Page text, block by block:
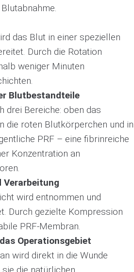
das Blut in einer speziellen
Durch die Rotation
weniger Minuten
Blutbestandteile
drei Bereiche: oben das
die roten Blutkörperchen und in
PRF – eine fibrinreiche
Konzentration an
Verarbeitung
wird entnommen und
Durch gezielte Kompression
PRF-Membran.
Operationsgebiet
wird direkt in die Wunde
die natürlichen